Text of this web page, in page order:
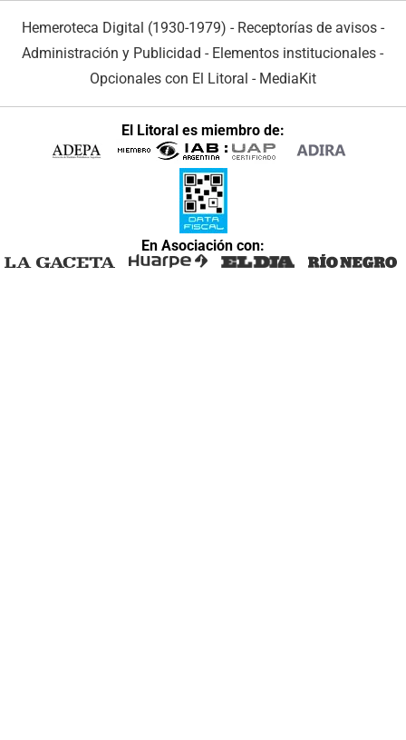
Hemeroteca Digital (1930-1979) - Receptorías de avisos -
Administración y Publicidad - Elementos institucionales -
Opcionales con El Litoral - MediaKit
El Litoral es miembro de:
En Asociación con: